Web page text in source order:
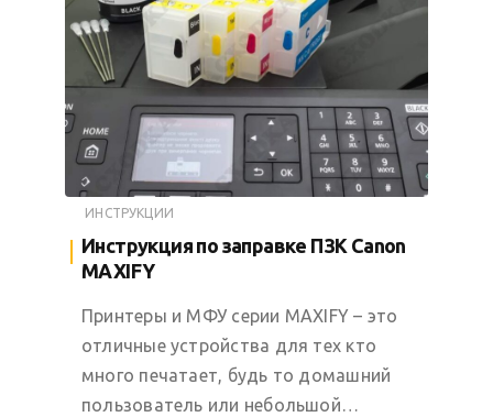
ИНСТРУКЦИИ
Инструкция по заправке ПЗК Canon
MAXIFY
Принтеры и МФУ серии MAXIFY – это
отличные устройства для тех кто
много печатает, будь то домашний
пользователь или небольшой…